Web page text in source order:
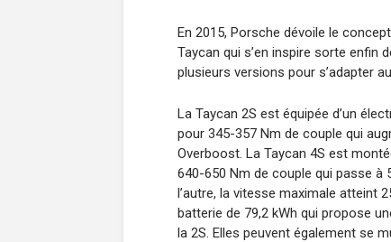
En 2015, Porsche dévoile le
Taycan qui s’en inspire sorte enfin
plusieurs versions pour s’adapter
La Taycan 2S est équipée d’un
pour 345-357 Nm de couple qui
Overboost. La Taycan 4S est
640-650 Nm de couple qui passe à
l’autre, la vitesse maximale atteint
batterie de 79,2 kWh qui propose
la 2S. Elles peuvent également se